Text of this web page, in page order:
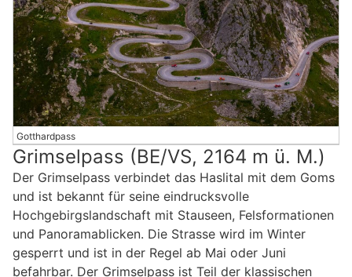
Gotthardpass
Grimselpass (BE/VS, 2164 m ü. M.)
Der Grimselpass verbindet das Haslital mit dem Goms
und ist bekannt für seine eindrucksvolle
Hochgebirgslandschaft mit Stauseen, Felsformationen
und Panoramablicken. Die Strasse wird im Winter
gesperrt und ist in der Regel ab Mai oder Juni
befahrbar. Der Grimselpass ist Teil der klassischen